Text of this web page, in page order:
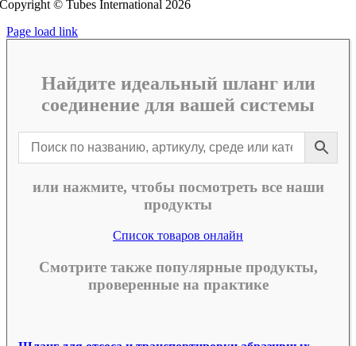
Copyright © Tubes International 2026
Page load link
Найдите идеальный шланг или
соединение для вашей системы
или нажмите, чтобы посмотреть все наши
продукты
Список товаров онлайн
Смотрите также популярные продукты,
проверенные на практике